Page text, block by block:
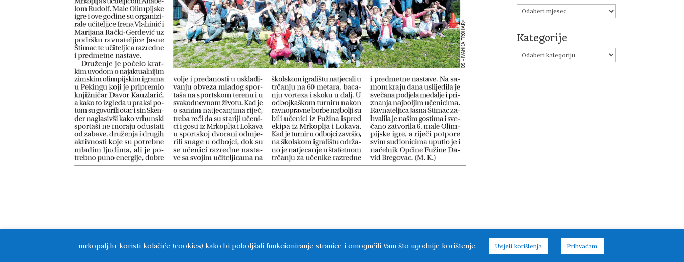
Arhiva
Kategorije
Kategorije
Općina Mrkopalj // 2019 // Izrada i održavanje: Foto studio "Magdalena" Delnice
mrkopalj.hr koristi kolačiće (cookies) kako bi poboljšali funkcioniranje stranice i omogućili Vam što ugodnije korištenje. Uvijeti korištenja Prihvaćam